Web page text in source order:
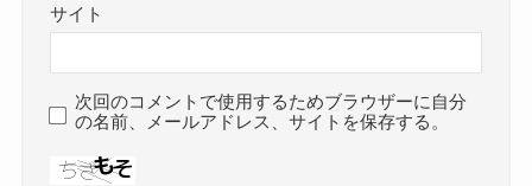
サイト
次回のコメントで使用するためブラウザーに自分
の名前、メールアドレス、サイトを保存する。